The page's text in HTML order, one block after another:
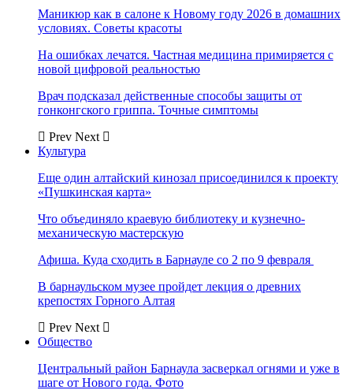
Маникюр как в салоне к Новому году 2026 в домашних
условиях. Советы красоты
На ошибках лечатся. Частная медицина примиряется с
новой цифровой реальностью
Врач подсказал действенные способы защиты от
гонконгского гриппа. Точные симптомы
Prev Next
Культура
Еще один алтайский кинозал присоединился к проекту
«Пушкинская карта»
Что объединяло краевую библиотеку и кузнечно-
механическую мастерскую
Афиша. Куда сходить в Барнауле со 2 по 9 февраля
В барнаульском музее пройдет лекция о древних
крепостях Горного Алтая
Prev Next
Общество
Центральный район Барнаула засверкал огнями и уже в
шаге от Нового года. Фото